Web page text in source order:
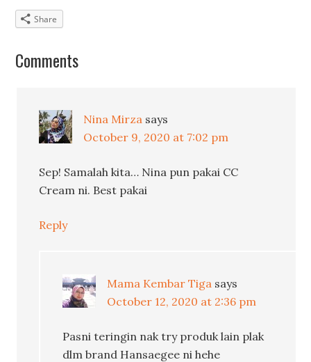
Share
Comments
Nina Mirza says
October 9, 2020 at 7:02 pm
Sep! Samalah kita… Nina pun pakai CC
Cream ni. Best pakai
Reply
Mama Kembar Tiga says
October 12, 2020 at 2:36 pm
Pasni teringin nak try produk lain plak
dlm brand Hansaegee ni hehe